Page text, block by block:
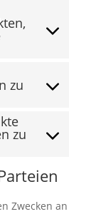
zu
zu
Zwecken an